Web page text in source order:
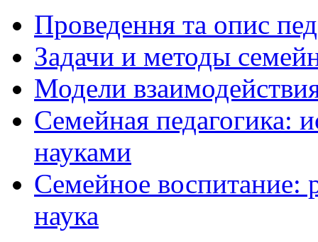
Проведення та опис
Задачи и методы
Модели
Семейная педагогика:
науками
Семейное воспитание:
наука